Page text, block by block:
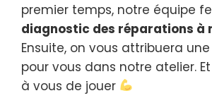
premier temps, notre équipe
diagnostic des réparations à
Ensuite, on vous attribuera
pour vous dans notre atelier. Et
à vous de jouer